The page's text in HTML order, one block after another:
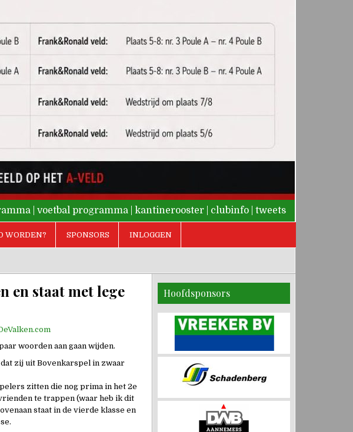
voetbal programma kantinerooster clubinfo tweets
WORDEN? SPONSORS INLOGGEN
en staat met lege
woorden aan gaan wijden.
dat zij uit Bovenkarspel in zwaar
zitten die nog prima in het 2e
te trappen (waar heb ik dit
staat in de vierde klasse en
Hoofdsponsors